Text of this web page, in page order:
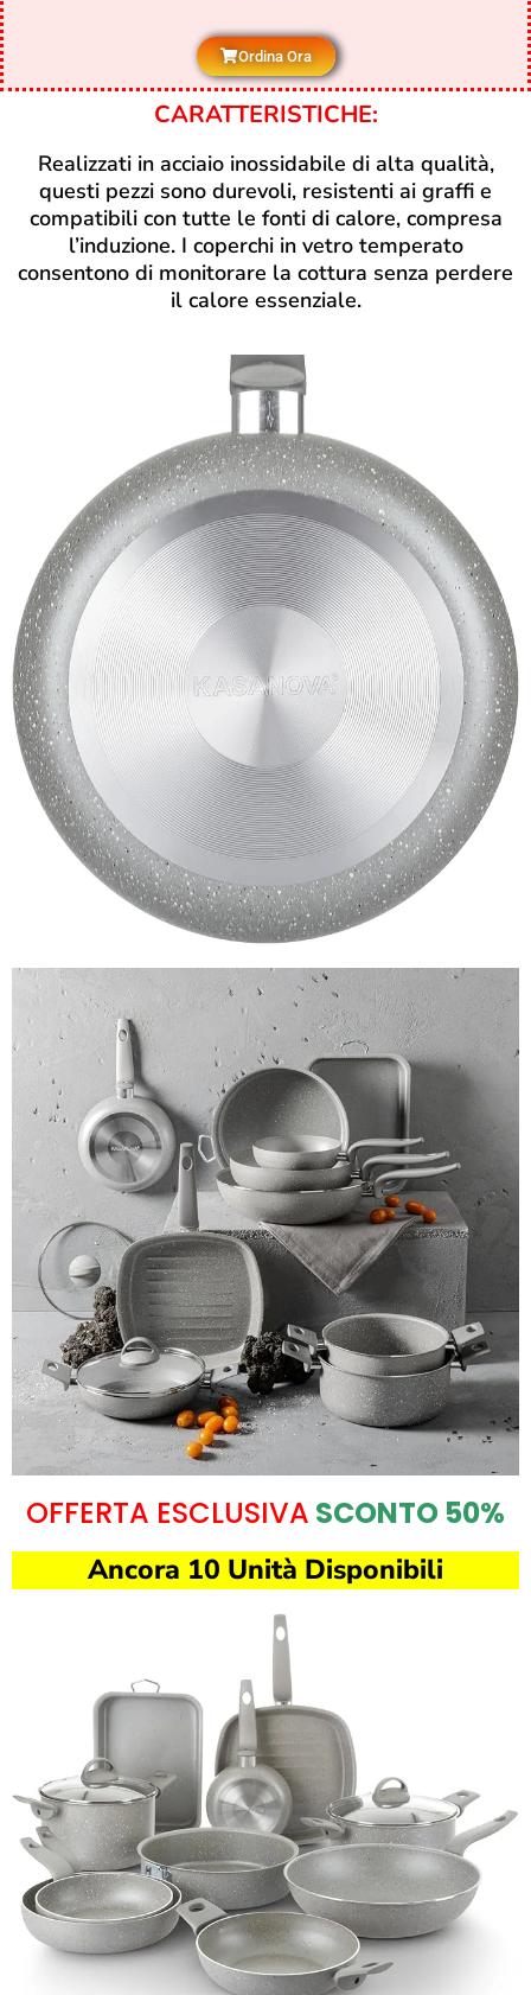
Ordina Ora
CARATTERISTICHE:
Realizzati in acciaio inossidabile di alta qualità,
questi pezzi sono durevoli, resistenti ai graffi e
compatibili con tutte le fonti di calore, compresa
l’induzione. I coperchi in vetro temperato
consentono di monitorare la cottura senza perdere
il calore essenziale.
OFFERTA ESCLUSIVA SCONTO 50%
Ancora 10 Unità Disponibili